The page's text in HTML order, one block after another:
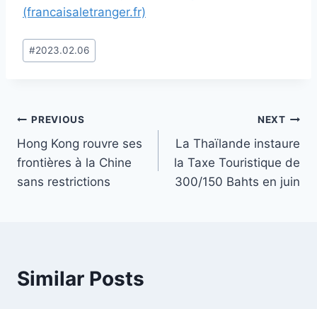
(francaisaletranger.fr)
Post
Tags:
#2023.02.06
Post
navigation
PREVIOUS
Hong Kong rouvre ses
frontières à la Chine
sans restrictions
NEXT
La Thaïlande instaure
la Taxe Touristique de
300/150 Bahts en juin
Similar Posts